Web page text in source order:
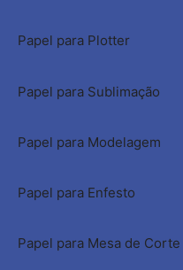
Papel para Plotter
Papel para Sublimação
Papel para Modelagem
Papel para Enfesto
Papel para Mesa de Corte